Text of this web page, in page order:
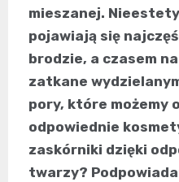
mieszanej.
pojawiają się
brodzie, a czasem
zatkane
pory, które możemy
odpowiednie
zaskórniki dzięki
twarzy?